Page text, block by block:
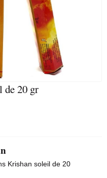
de 20 gr
Krishan soleil de 20